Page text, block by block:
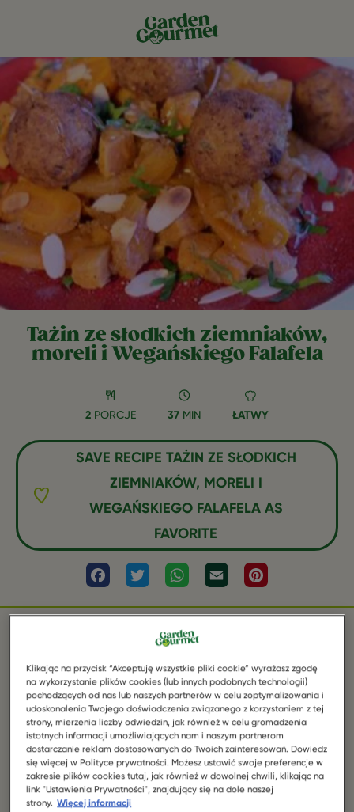
Tażin ze słodkich ziemniaków,
moreli i Wegańskiego Falafela
2 PORCJE 37 MIN ŁATWY
SAVE RECIPE TAŻIN ZE SŁODKICH
ZIEMNIAKÓW, MORELI I
WEGAŃSKIEGO FALAFELA AS
FAVORITE
FacebookTwitter WhatsAppEmail
SKŁADNIKI
1 słodki ziemniak (250 g)
1 opakowanie Garden Gourmet Falafel
4 marchewki
Klikając na przycisk “Akceptuję wszystkie pliki cookie” wyrażasz zgodę
na wykorzystanie plików cookies (lub innych podobnych technologii)
pochodzących od nas lub naszych partnerów w celu zoptymalizowania i
udoskonalenia Twojego doświadczenia związanego z korzystaniem z tej
strony, mierzenia liczby odwiedzin, jak również w celu gromadzenia
istotnych informacji umożliwiających nam i naszym partnerom
dostarczanie reklam dostosowanych do Twoich zainteresowań. Dowiedz
się więcej w Polityce prywatności. Możesz ustawić swoje preferencje w
zakresie plików cookies tutaj, jak również w dowolnej chwili, klikając na
link "Ustawienia Prywatności", znajdujący się na dole naszej
strony. Więcej informacji